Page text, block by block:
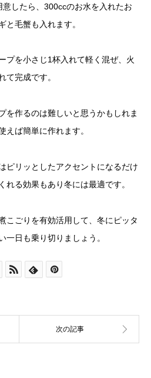
したら、300ccのお水を入れたお
と毛蟹も入れます。
プを小さじ1杯入れて軽く混ぜ、火
て完成です。
を作るのは難しいと思うかもしれま
えば簡単に作れます。
ピリッとしたアクセントになるだけ
れる効果もあり冬には最適です。
こごりを有効活用して、冬にピッタ
一日も乗り切りましょう。